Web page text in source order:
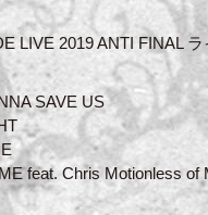
LIVE 2019 ANTI FINAL
SAVE US
feat. Chris Motionless of